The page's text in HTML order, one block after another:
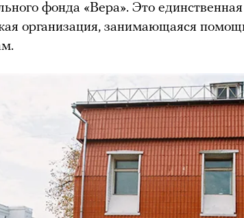
фонда «Вера». Это
организация, занимающаяся